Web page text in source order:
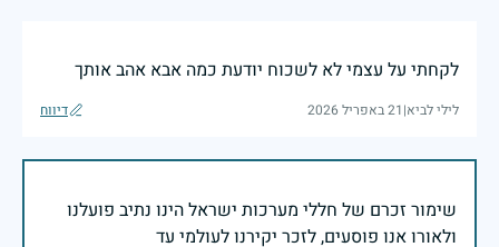
לקחתי על עצמי לא לשכוח יודעת כמה אבא אהב אותך
לילי לביא|21 באפריל 2026 דיווח
שימור זכרם של חללי מערכות ישראל הינו נתיב פועלנו